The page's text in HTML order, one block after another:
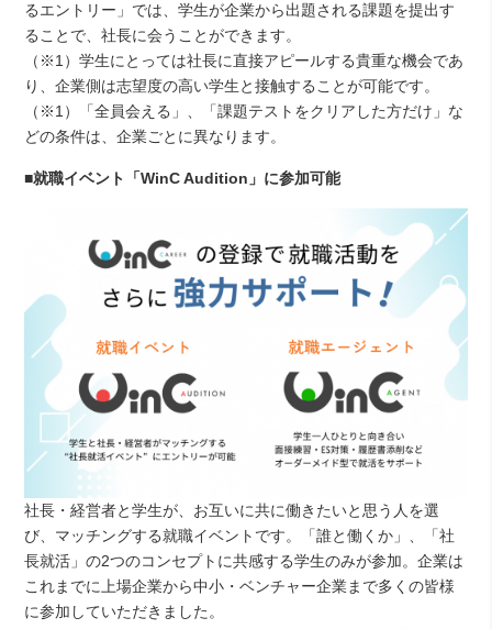
るエントリー」では、学生が企業から出題される課題を提出す
ることで、社長に会うことができます。
（※1）学生にとっては社長に直接アピールする貴重な機会であ
り、企業側は志望度の高い学生と接触することが可能です。
（※1）「全員会える」、「課題テストをクリアした方だけ」な
どの条件は、企業ごとに異なります。
■就職イベント「WinC Audition」に参加可能
社長・経営者と学生が、お互いに共に働きたいと思う人を選
び、マッチングする就職イベントです。「誰と働くか」、「社
長就活」の2つのコンセプトに共感する学生のみが参加。企業は
これまでに上場企業から中小・ベンチャー企業まで多くの皆様
に参加していただきました。